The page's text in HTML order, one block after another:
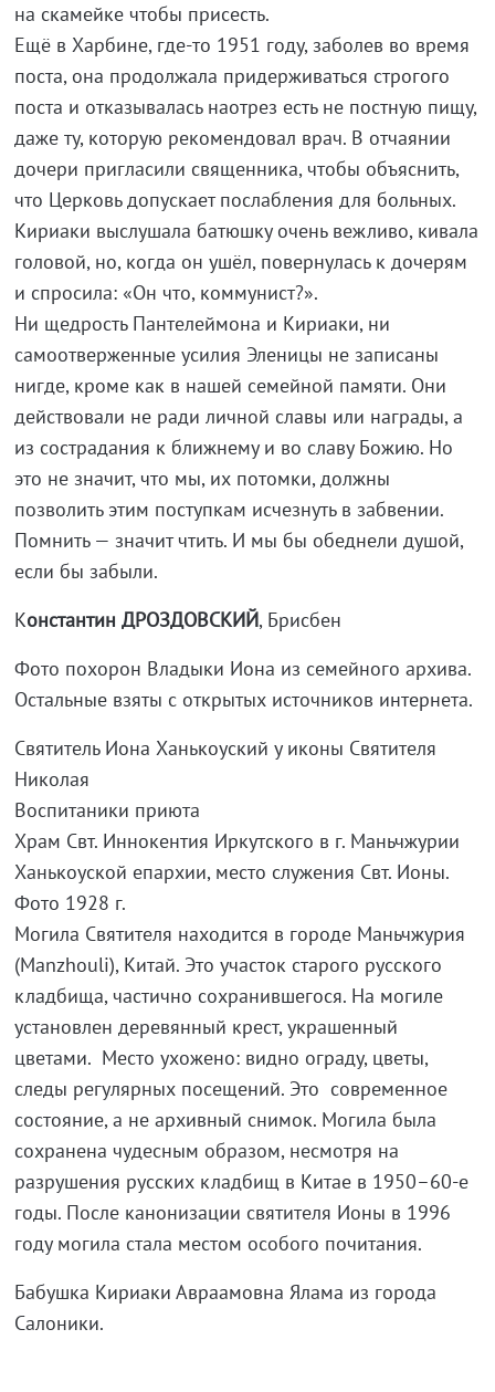
на скамейке чтобы присесть.
Ещё в Харбине, где-то 1951 году, заболев во время
поста, она продолжала придерживаться строгого
поста и отказывалась наотрез есть не постную пищу,
даже ту, которую рекомендовал врач. В отчаянии
дочери пригласили священника, чтобы объяснить,
что Церковь допускает послабления для больных.
Кириаки выслушала батюшку очень вежливо, кивала
головой, но, когда он ушёл, повернулась к дочерям
и спросила: «Он что, коммунист?».
Ни щедрость Пантелеймона и Кириаки, ни
самоотверженные усилия Эленицы не записаны
нигде, кроме как в нашей семейной памяти. Они
действовали не ради личной славы или награды, а
из сострадания к ближнему и во славу Божию. Но
это не значит, что мы, их потомки, должны
позволить этим поступкам исчезнуть в забвении.
Помнить — значит чтить. И мы бы обеднели душой,
если бы забыли.
Константин ДРОЗДОВСКИЙ, Брисбен
Фото похорон Владыки Иона из семейного архива.
Остальные взяты с открытых источников интернета.
Святитель Иона Ханькоуский у иконы Святителя
Николая
Воспитаники приюта
Храм Свт. Иннокентия Иркутского в г. Маньчжурии
Ханькоуской епархии, место служения Свт. Ионы.
Фото 1928 г.
Могила Святителя находится в городе Маньчжурия
(Manzhouli), Китай. Это участок старого русского
кладбища, частично сохранившегося. На могиле
установлен деревянный крест, украшенный
цветами. Место ухожено: видно ограду, цветы,
следы регулярных посещений. Это современное
состояние, а не архивный снимок. Могила была
сохранена чудесным образом, несмотря на
разрушения русских кладбищ в Китае в 1950–60‑е
годы. После канонизации святителя Ионы в 1996
году могила стала местом особого почитания.
Бабушка Кириаки Авраамовна Ялама из города
Салоники.